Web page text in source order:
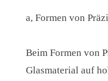
a, Formen von
Beim Formen von
Glasmaterial auf